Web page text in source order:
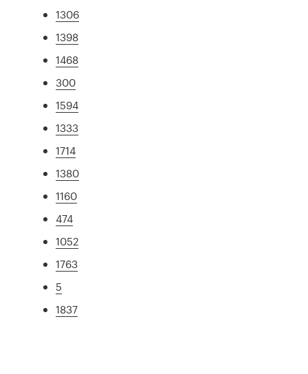
1306
1398
1468
300
1594
1333
1714
1380
1160
474
1052
1763
5
1837